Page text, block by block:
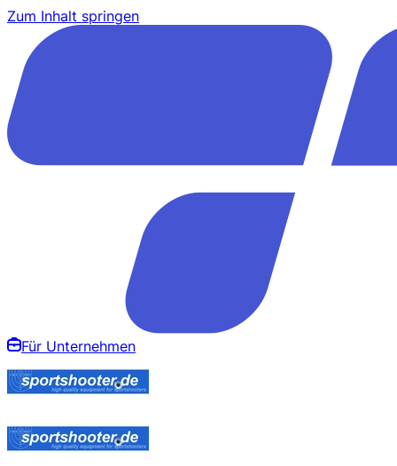
Zum Inhalt springen
Für Unternehmen